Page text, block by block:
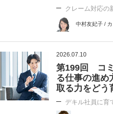
クレーム対応の
中村友妃子 /
2026.07.10
第199回 コ
る仕事の進め
取る力をどう
デキル社員に育